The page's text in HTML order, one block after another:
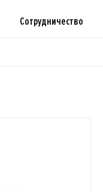
Сотрудничество